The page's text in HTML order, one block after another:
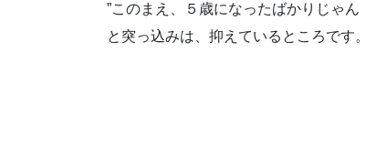
”このまえ、５歳になったばかりじゃん
と突っ込みは、抑えているところです。